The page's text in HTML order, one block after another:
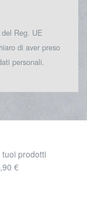
Reg. UE
di aver preso
personali.
prodotti
€